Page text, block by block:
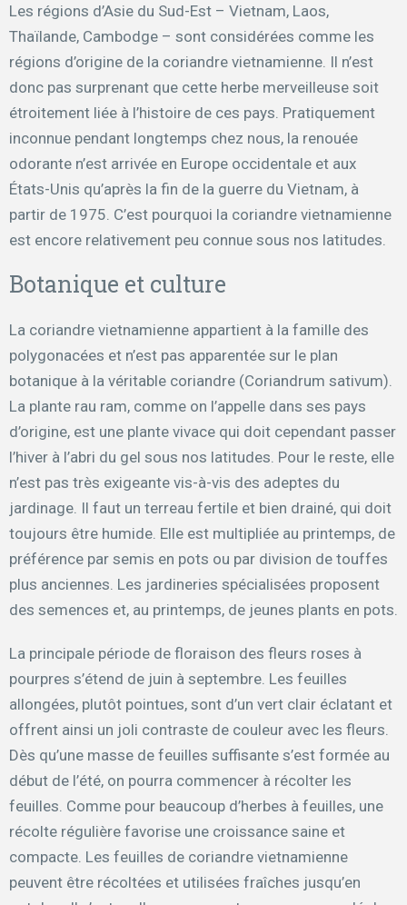
Les régions d’Asie du Sud-Est – Vietnam, Laos,
Thaïlande, Cambodge – sont considérées comme les
régions d’origine de la coriandre vietnamienne. Il n’est
donc pas surprenant que cette herbe merveilleuse soit
étroitement liée à l’histoire de ces pays. Pratiquement
inconnue pendant longtemps chez nous, la renouée
odorante n’est arrivée en Europe occidentale et aux
États-Unis qu’après la fin de la guerre du Vietnam, à
partir de 1975. C’est pourquoi la coriandre vietnamienne
est encore relativement peu connue sous nos latitudes.
Botanique et culture
La coriandre vietnamienne appartient à la famille des
polygonacées et n’est pas apparentée sur le plan
botanique à la véritable coriandre (Coriandrum sativum).
La plante rau ram, comme on l’appelle dans ses pays
d’origine, est une plante vivace qui doit cependant passer
l’hiver à l’abri du gel sous nos latitudes. Pour le reste, elle
n’est pas très exigeante vis-à-vis des adeptes du
jardinage. Il faut un terreau fertile et bien drainé, qui doit
toujours être humide. Elle est multipliée au printemps, de
préférence par semis en pots ou par division de touffes
plus anciennes. Les jardineries spécialisées proposent
des semences et, au printemps, de jeunes plants en pots.
La principale période de floraison des fleurs roses à
pourpres s’étend de juin à septembre. Les feuilles
allongées, plutôt pointues, sont d’un vert clair éclatant et
offrent ainsi un joli contraste de couleur avec les fleurs.
Dès qu’une masse de feuilles suffisante s’est formée au
début de l’été, on pourra commencer à récolter les
feuilles. Comme pour beaucoup d’herbes à feuilles, une
récolte régulière favorise une croissance saine et
compacte. Les feuilles de coriandre vietnamienne
peuvent être récoltées et utilisées fraîches jusqu’en